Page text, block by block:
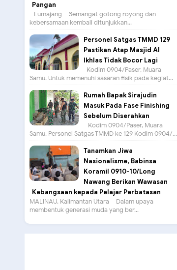
Pangan
Lumajang – Semangat gotong royong dan
kebersamaan kembali ditunjukkan...
Personel Satgas TMMD 129
Pastikan Atap Masjid Al
Ikhlas Tidak Bocor Lagi
Kodim 0904/Paser, Muara
Samu. Untuk memenuhi sasaran fisik pada kegiat...
Rumah Bapak Sirajudin
Masuk Pada Fase Finishing
Sebelum Diserahkan
Kodim 0904/Paser, Muara
Samu. Personel Satgas TMMD ke 129 Kodim 0904/...
Tanamkan Jiwa
Nasionalisme, Babinsa
Koramil 0910-10/Long
Nawang Berikan Wawasan
Kebangsaan kepada Pelajar Perbatasan
MALINAU, Kalimantan Utara – Dalam upaya
membentuk generasi muda yang ber...